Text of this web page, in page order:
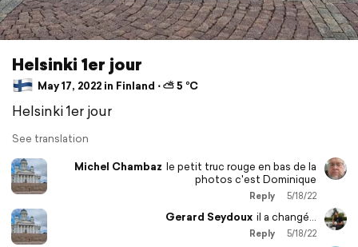
Helsinki 1er jour
May 17, 2022 in Finland ⋅ ⛅ 5 °C
Helsinki 1er jour
See translation
Michel Chambaz le petit truc rouge en bas de la
photos c'est Dominique
5/18/22
Reply
Gerard Seydoux il a changé...
5/18/22
Reply